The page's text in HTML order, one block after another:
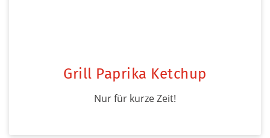
Grill Paprika Ketchup
Nur für kurze Zeit!